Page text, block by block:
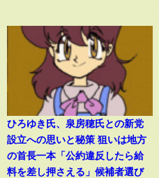
ひろゆき氏、泉房穂氏との新党
設立への思いと秘策 狙いは地方
の首長一本「公約違反したら給
料を差し押さえる」候補者選び